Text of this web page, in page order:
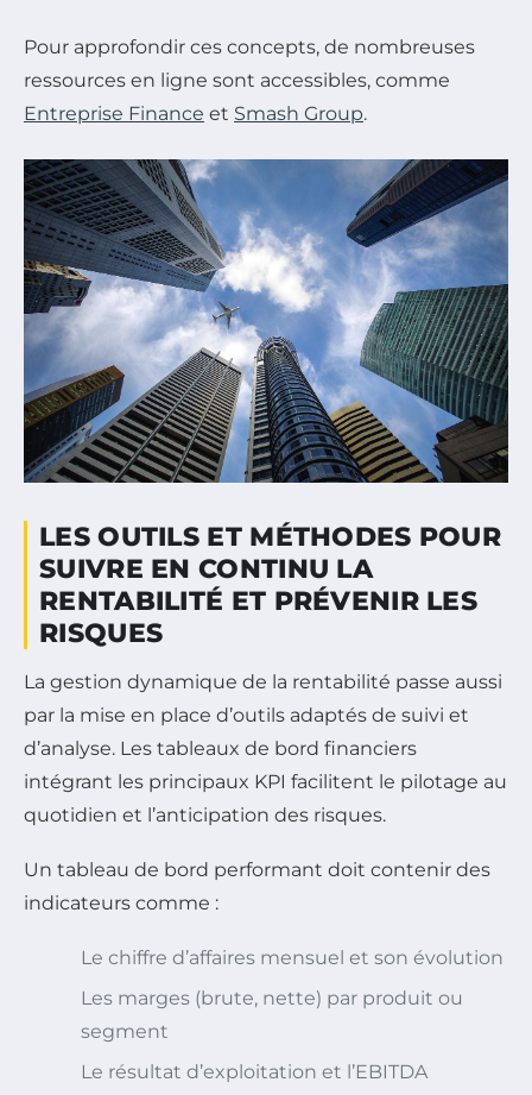
Pour approfondir ces concepts, de nombreuses
ressources en ligne sont accessibles, comme
Entreprise Finance et Smash Group.
LES OUTILS ET MÉTHODES POUR
SUIVRE EN CONTINU LA
RENTABILITÉ ET PRÉVENIR LES
RISQUES
La gestion dynamique de la rentabilité passe aussi
par la mise en place d’outils adaptés de suivi et
d’analyse. Les tableaux de bord financiers
intégrant les principaux KPI facilitent le pilotage au
quotidien et l’anticipation des risques.
Un tableau de bord performant doit contenir des
indicateurs comme :
Le chiffre d’affaires mensuel et son évolution
Les marges (brute, nette) par produit ou
segment
Le résultat d’exploitation et l’EBITDA